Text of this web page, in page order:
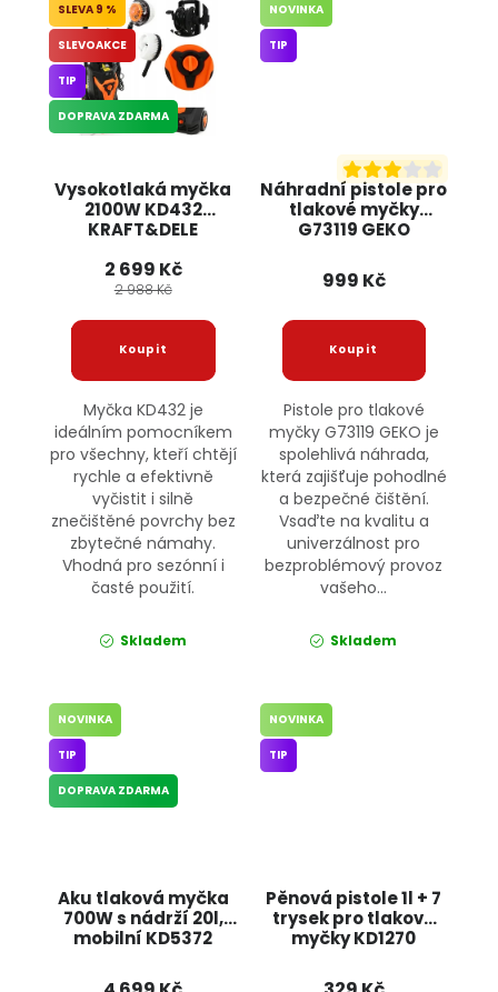
Vysokotlaká myčka
2100W KD432
KRAFT&DELE
9 %
SLEVOAKCE
TIP
DOPRAVA ZDARMA
2 699 Kč
2 988 Kč
Myčka KD432 je
ideálním pomocníkem
pro všechny, kteří chtějí
rychle a efektivně
vyčistit i silně
znečištěné povrchy bez
zbytečné námahy.
Vhodná pro sezónní i
časté použití.
Skladem
Náhradní pistole pro
tlakové myčky
G73119 GEKO
NOVINKA
TIP
999 Kč
Pistole pro tlakové
myčky G73119 GEKO je
spolehlivá náhrada,
která zajišťuje pohodlné
a bezpečné čištění.
Vsaďte na kvalitu a
univerzálnost pro
bezproblémový provoz
vašeho...
Skladem
Aku tlaková myčka
700W s nádrží 20l,
mobilní KD5372
NOVINKA
TIP
DOPRAVA ZDARMA
Pěnová pistole 1l + 7
trysek pro tlakové
myčky KD1270
NOVINKA
TIP